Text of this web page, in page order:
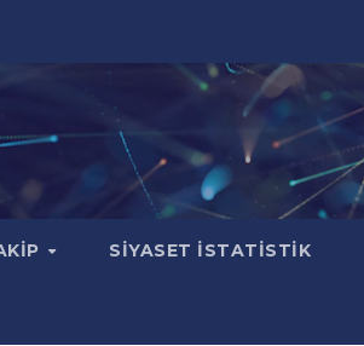
SIYASET İSTATISTIK